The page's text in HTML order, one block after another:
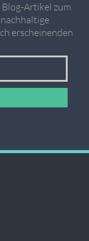
Artikel zum
erscheinenden